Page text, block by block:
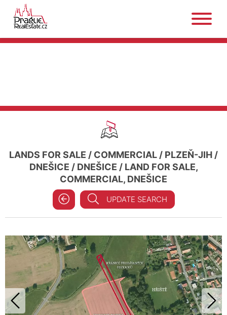
LANDS FOR SALE / COMMERCIAL / PLZEŇ-JIH /
DNEŠICE / DNEŠICE / LAND FOR SALE,
COMMERCIAL, DNEŠICE
UPDATE SEARCH